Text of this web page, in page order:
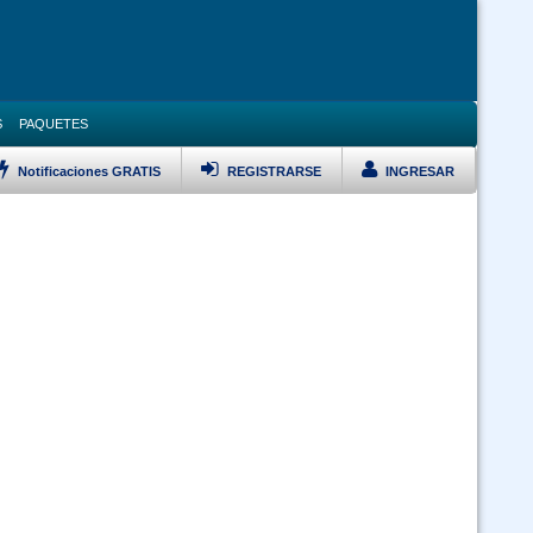
LISTAR TODOS LOS CURSOS
PAQUETES
INGRESAR
REGISTRARSE
Notificaciones GRATIS